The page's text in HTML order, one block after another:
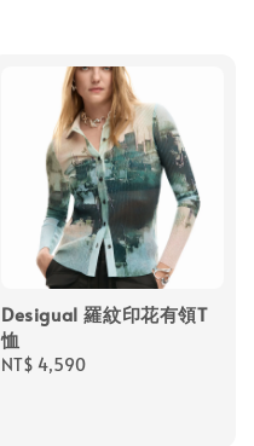
Desigual 羅紋印花有領T
恤
Regular
NT$ 4,590